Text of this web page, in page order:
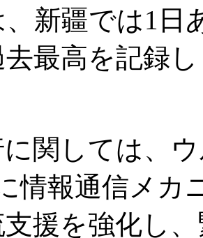
、新疆では1日
去最高を記録
関しては、
情報通信メカ
援を強化し